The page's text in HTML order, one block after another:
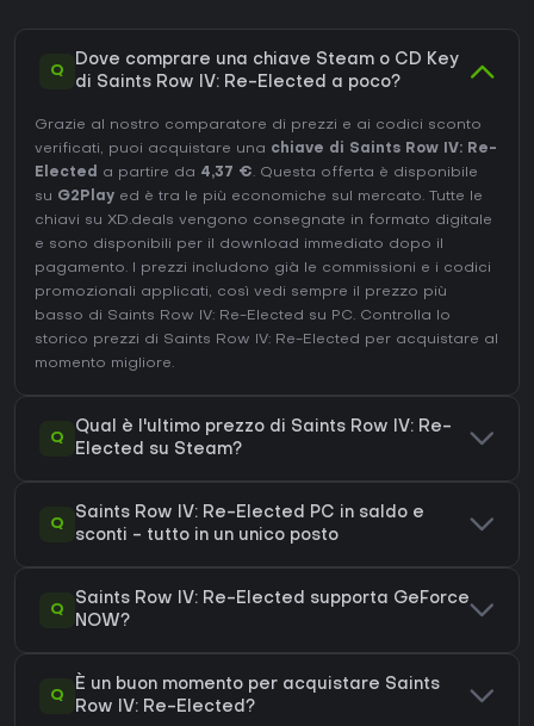
Q
Dove comprare una chiave Steam o CD Key
di Saints Row IV: Re-Elected a poco?
Grazie al nostro comparatore di prezzi e ai codici sconto
verificati, puoi acquistare una chiave di Saints Row IV: Re-
Elected
a partire da 4,37 €. Questa offerta è disponibile
su G2Play ed è tra le più economiche sul mercato. Tutte le
chiavi su XD.deals vengono consegnate in formato digitale
e sono disponibili per il download immediato dopo il
pagamento. I prezzi includono già le commissioni e i codici
promozionali applicati, così vedi sempre il prezzo più
basso di Saints Row IV: Re-Elected su PC. Controlla lo
storico prezzi di Saints Row IV: Re-Elected per acquistare al
momento migliore.
Q
Qual è l'ultimo prezzo di Saints Row IV: Re-
Elected su Steam?
Q
Saints Row IV: Re-Elected PC in saldo e
sconti - tutto in un unico posto
Q
Saints Row IV: Re-Elected supporta GeForce
NOW?
Q
È un buon momento per acquistare Saints
Row IV: Re-Elected?